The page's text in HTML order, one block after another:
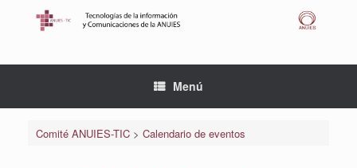
Menú
Comité ANUIES-TIC> Calendario de eventos